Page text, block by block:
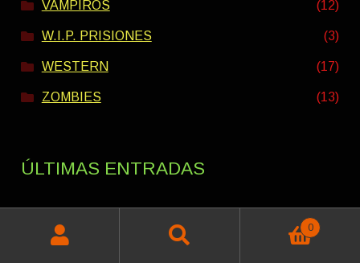
VAMPIROS (12)
W.I.P. PRISIONES (3)
WESTERN (17)
ZOMBIES (13)
ÚLTIMAS ENTRADAS
PACK VERANO INTERESTELAR 2026
Buscar
0